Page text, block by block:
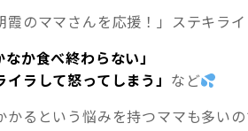
霞のママさんを応援！」ステキラ
か食べ終わらない」
ラして怒ってしまう」 など
るという悩みを持つママも多いの